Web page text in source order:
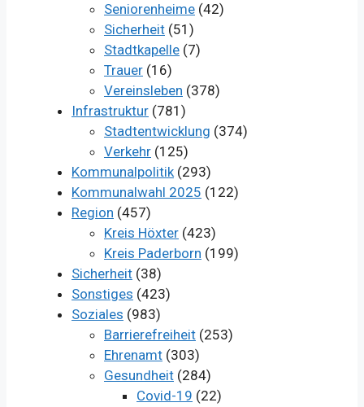
Seniorenheime (42)
Sicherheit (51)
Stadtkapelle (7)
Trauer (16)
Vereinsleben (378)
Infrastruktur (781)
Stadtentwicklung (374)
Verkehr (125)
Kommunalpolitik(293)
Kommunalwahl 2025 (122)
Region (457)
Kreis Höxter (423)
Kreis Paderborn (199)
Sicherheit (38)
Sonstiges (423)
Soziales (983)
Barrierefreiheit (253)
Ehrenamt (303)
Gesundheit (284)
Covid-19 (22)